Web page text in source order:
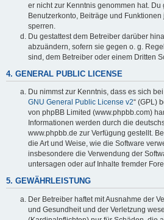
er nicht zur Kenntnis genommen hat. Du
Benutzerkonto, Beiträge und
sperren.
Du gestattest dem Betreiber darüber
abzuändern, sofern sie gegen o. g.
sind, dem Betreiber oder einem Dritten
4. GENERAL PUBLIC LICENSE
Du nimmst zur Kenntnis, dass es sich
GNU General Public License v2“ (GPL)
von phpBB Limited (www.phpbb.com)
Informationen werden durch die
www.phpbb.de zur Verfügung gestellt.
die Art und Weise, wie die Software
insbesondere die Verwendung der
untersagen oder auf Inhalte fremder
5. GEWÄHRLEISTUNG
Der Betreiber haftet mit Ausnahme der
und Gesundheit und der Verletzung